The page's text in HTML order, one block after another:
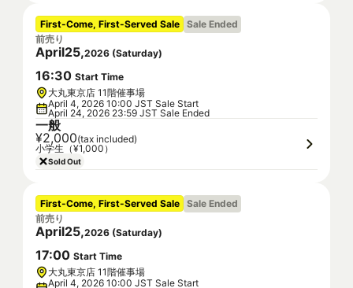
First-Come, First-Served Sale Sale Ended
前売り
April25,2026 (Saturday)
16:30 Start Time
大丸東京店 11階催事場
April 4, 2026 10:00 JST Sale Start
April 24, 2026 23:59 JST Sale Ended
一般
¥2,000(tax included)
小学生（¥1,000）
Sold Out
First-Come, First-Served Sale Sale Ended
前売り
April25,2026 (Saturday)
17:00 Start Time
大丸東京店 11階催事場
April 4, 2026 10:00 JST Sale Start